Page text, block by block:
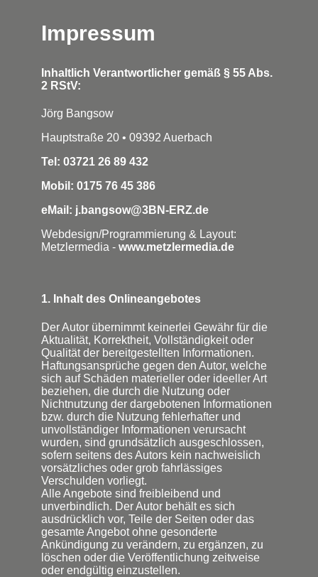
Impressum
Inhaltlich Verantwortlicher gemäß § 55 Abs.
2 RStV:
Jörg Bangsow
Hauptstraße 20 • 09392 Auerbach
Tel: 03721 26 89 432
Mobil: 0175 76 45 386
eMail: j.bangsow@3BN-ERZ.de
Webdesign/Programmierung & Layout:
Metzlermedia - www.metzlermedia.de
1. Inhalt des Onlineangebotes
Der Autor übernimmt keinerlei Gewähr für die
Aktualität, Korrektheit, Vollständigkeit oder
Qualität der bereitgestellten Informationen.
Haftungsansprüche gegen den Autor, welche
sich auf Schäden materieller oder ideeller Art
beziehen, die durch die Nutzung oder
Nichtnutzung der dargebotenen Informationen
bzw. durch die Nutzung fehlerhafter und
unvollständiger Informationen verursacht
wurden, sind grundsätzlich ausgeschlossen,
sofern seitens des Autors kein nachweislich
vorsätzliches oder grob fahrlässiges
Verschulden vorliegt.
Alle Angebote sind freibleibend und
unverbindlich. Der Autor behält es sich
ausdrücklich vor, Teile der Seiten oder das
gesamte Angebot ohne gesonderte
Ankündigung zu verändern, zu ergänzen, zu
löschen oder die Veröffentlichung zeitweise
oder endgültig einzustellen.